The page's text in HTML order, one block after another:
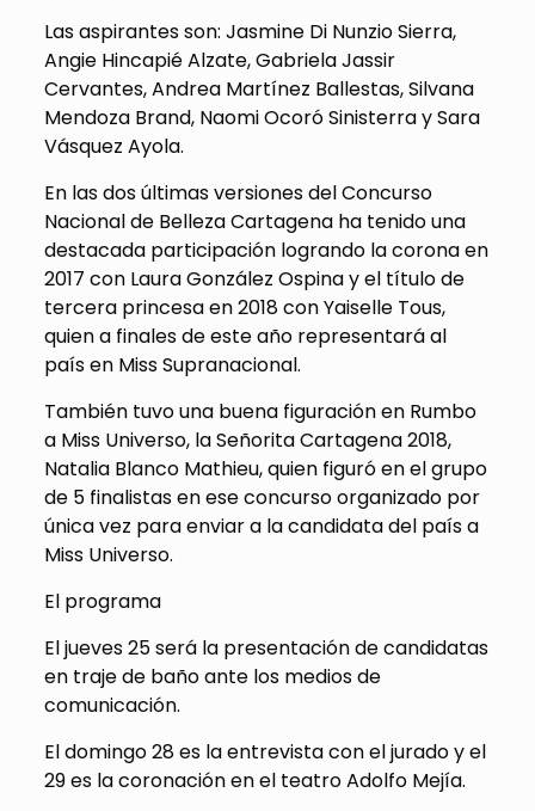
Las aspirantes son: Jasmine Di Nunzio Sierra,
Angie Hincapié Alzate, Gabriela Jassir
Cervantes, Andrea Martínez Ballestas, Silvana
Mendoza Brand, Naomi Ocoró Sinisterra y Sara
Vásquez Ayola.
En las dos últimas versiones del Concurso
Nacional de Belleza Cartagena ha tenido una
destacada participación logrando la corona en
2017 con Laura González Ospina y el título de
tercera princesa en 2018 con Yaiselle Tous,
quien a finales de este año representará al
país en Miss Supranacional.
También tuvo una buena figuración en Rumbo
a Miss Universo, la Señorita Cartagena 2018,
Natalia Blanco Mathieu, quien figuró en el grupo
de 5 finalistas en ese concurso organizado por
única vez para enviar a la candidata del país a
Miss Universo.
El programa
El jueves 25 será la presentación de candidatas
en traje de baño ante los medios de
comunicación.
El domingo 28 es la entrevista con el jurado y el
29 es la coronación en el teatro Adolfo Mejía.